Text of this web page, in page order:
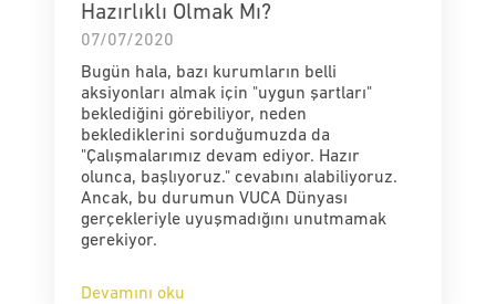
Hazırlıklı Olmak Mı?
07/07/2020
Bugün hala, bazı kurumların belli
aksiyonları almak için "uygun şartları"
beklediğini görebiliyor, neden
beklediklerini sorduğumuzda da
"Çalışmalarımız devam ediyor. Hazır
olunca, başlıyoruz." cevabını alabiliyoruz.
Ancak, bu durumun VUCA Dünyası
gerçekleriyle uyuşmadığını unutmamak
gerekiyor.
Devamını oku